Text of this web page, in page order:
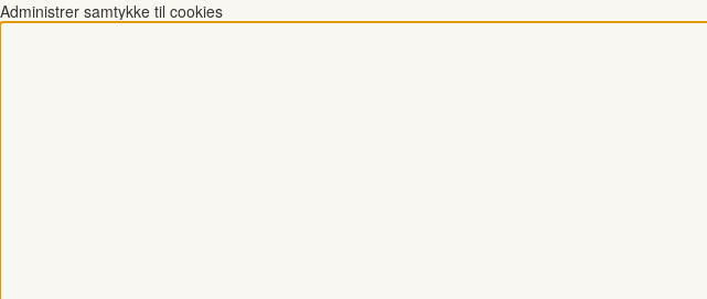
Administrer samtykke til cookies